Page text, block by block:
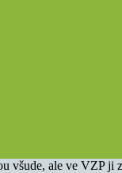
všude, ale ve VZP ji